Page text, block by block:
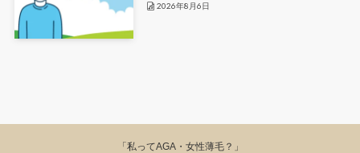
2026年8月6日
「私ってAGA・女性薄毛？」